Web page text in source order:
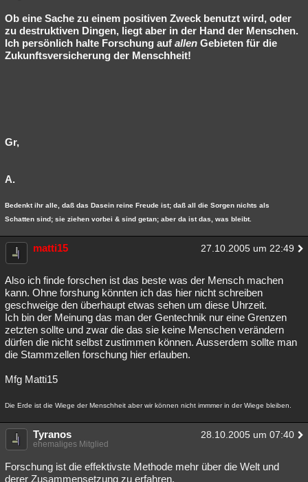
Ob eine Sache zu einem positiven Zweck benutzt wird, oder
zu destruktiven Dingen, liegt aber in der Hand der Menschen.
Ich persönlich halte Forschung auf allen Gebieten für die
Zukunftsversicherung der Menschheit!
Gr,
A.
Bedenkt ihr alle, daß das Dasein reine Freude ist; daß all die Sorgen nichts als
Schatten sind; sie ziehen vorbei & sind getan; aber da ist das, was bleibt.
matti15 27.10.2005 um 22:49
Also ich finde forschen ist das beste was der Mensch machen
kann. Ohne forshung könnten ich das hier nicht schreiben
geschweige den überhaupt etwas sehen um diese Uhrzeit.
Ich bin der Meinung das man der Gentechnik nur eine Grenzen
zetzten sollte und zwar die das sie keine Menschen verändern
dürfen die nicht selbst zustimmen können. Ausserdem sollte man
die Stammzellen forschung hier erlauben.
Mfg Matti15
Die Erde ist die Wiege der Menschheit aber wir können nicht immmer in der Wiege bleiben.
Tyranos 28.10.2005 um 07:40
ehemaliges Mitglied
Forschung ist die effektivste Methode mehr über die Welt und
derer Zusammensetzung zu erfahren.